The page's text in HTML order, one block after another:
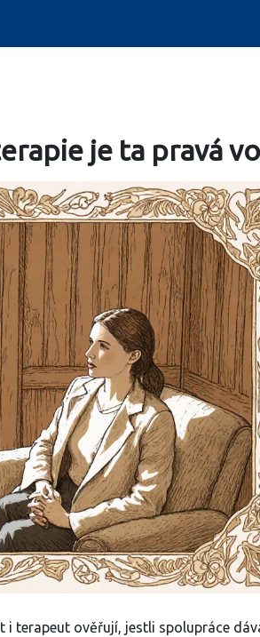
je ta pravá
i terapeut ověřují, jestli spolupráce